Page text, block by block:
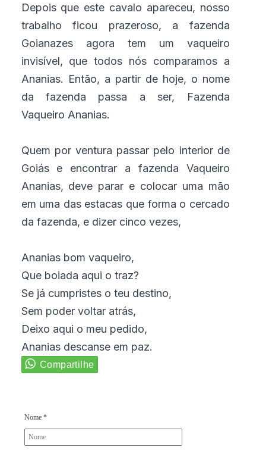
Depois que este cavalo apareceu, nosso
trabalho ficou prazeroso, a fazenda
Goianazes agora tem um vaqueiro
invisível, que todos nós comparamos a
Ananias. Então, a partir de hoje, o nome
da fazenda passa a ser, Fazenda
Vaqueiro Ananias.
Quem por ventura passar pelo interior de
Goiás e encontrar a fazenda Vaqueiro
Ananias, deve parar e colocar uma mão
em uma das estacas que forma o cercado
da fazenda, e dizer cinco vezes,
Ananias bom vaqueiro,
Que boiada aqui o traz?
Se já cumpristes o teu destino,
Sem poder voltar atrás,
Deixo aqui o meu pedido,
Ananias descanse em paz.
Nome *